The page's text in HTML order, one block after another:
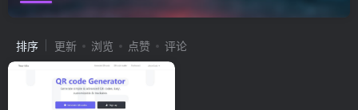
排序 更新 浏览 点赞 评论